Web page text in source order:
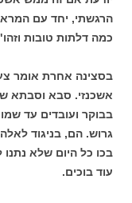
הרגשתי, יחד עם
כמה דלתות טובות
בסצינה אחרת אומר
אשכנזי. סבא וסבתא
בבוקר ועובדים עד
גרוש. הם, בניגוד
בכו כל היום שלא
עוד בוכים.